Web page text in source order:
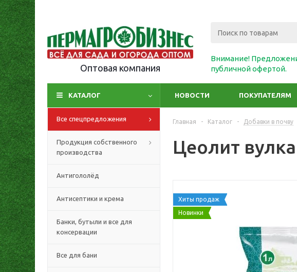
Оптовая компания
Внимание!
публичной офертой.
КАТАЛОГ НОВОСТИ ПОКУПАТЕЛЯМ
Все спецпредложения
Продукция собственного
производства
Антигололёд
Антисептики и крема
Банки, бутыли и все для
консервации
Все для бани
Главная - Каталог - Добавки в почву
Цеолит
Хиты продаж
Новинки